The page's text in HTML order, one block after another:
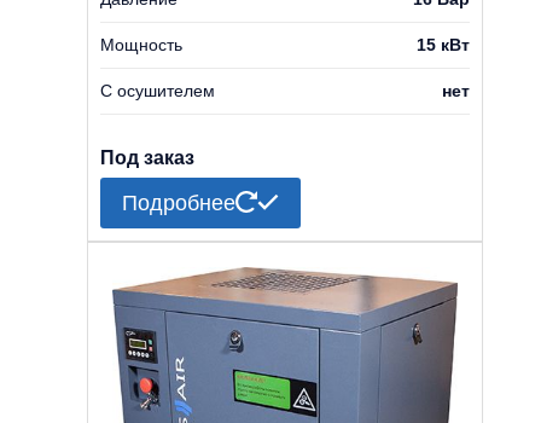
Мощность 15 кВт
С осушителем нет
Под заказ
Подробнее